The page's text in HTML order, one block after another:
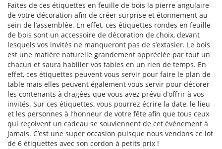
Faites de ces étiquettes en feuille de bois la pierre angulaire
de votre décoration afin de créer surprise et étonnement au
sein de l’assemblée. En effet, ces étiquettes rondes en feuille
de bois sont un accessoire de décoration de choix, devant
lesquels vos invités ne manqueront pas de s’extasier. Le bois
est une matière naturelle grandement appréciée par tout un
chacun et saura habiller vos tables en un rien de temps. En
effet, ces étiquettes peuvent vous servir pour faire le plan de
table mais elles peuvent également vous servir pour décorer
les contenants à dragées que vous avez prévu d’offrir à vos
invités. Sur ces étiquettes, vous pourrez écrire la date, le lieu
et les personnes à l’honneur de votre fête afin que tous ceux
qui reçoivent un cadeau se souviennent de cet évènement à
jamais. C’est une super occasion puisque nous vendons ce lot
de 6 étiquettes avec son cordon à petits prix !